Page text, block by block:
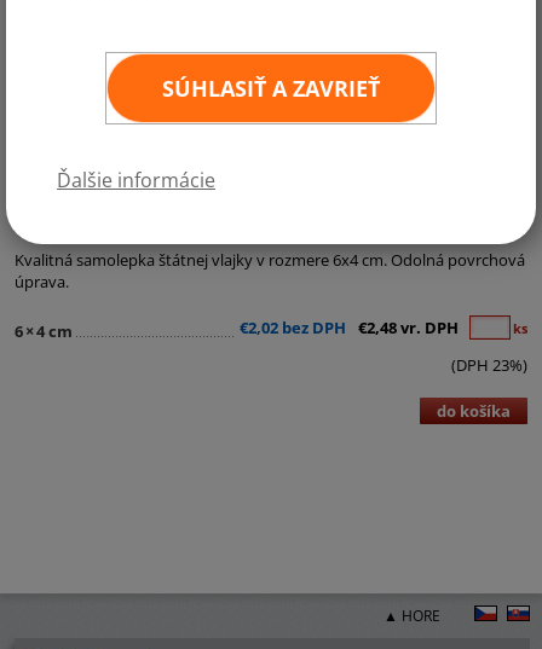
SÚHLASIŤ A ZAVRIEŤ
Ďalšie informácie
Kvalitná samolepka štátnej vlajky v rozmere 6x4 cm. Odolná povrchová
úprava.
6×4 cm €2,02 bez DPH €2,48 vr. DPH ks
(DPH 23%)
do košíka
▲ HORE